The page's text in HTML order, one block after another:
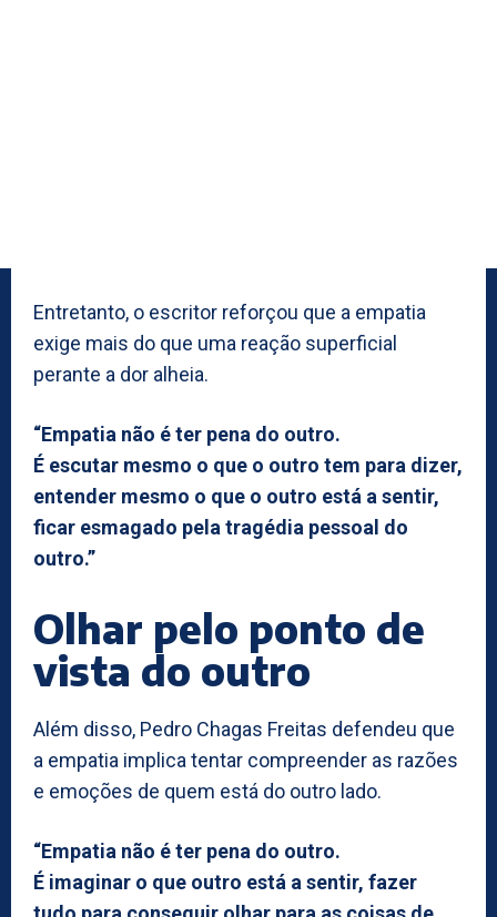
Entretanto, o escritor reforçou que a empatia
exige mais do que uma reação superficial
perante a dor alheia.
“Empatia não é ter pena do outro.
É escutar mesmo o que o outro tem para dizer,
entender mesmo o que o outro está a sentir,
ficar esmagado pela tragédia pessoal do
outro.”
Olhar pelo ponto de
vista do outro
Além disso, Pedro Chagas Freitas defendeu que
a empatia implica tentar compreender as razões
e emoções de quem está do outro lado.
“Empatia não é ter pena do outro.
É imaginar o que outro está a sentir, fazer